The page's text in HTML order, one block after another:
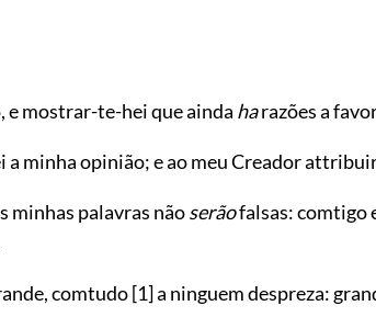
e mostrar-te-hei que ainda harazões a
a minha opinião; e ao meu Creador
minhas palavras nãoserãofalsas: comtigo
comtudo[1]a ninguem despreza: